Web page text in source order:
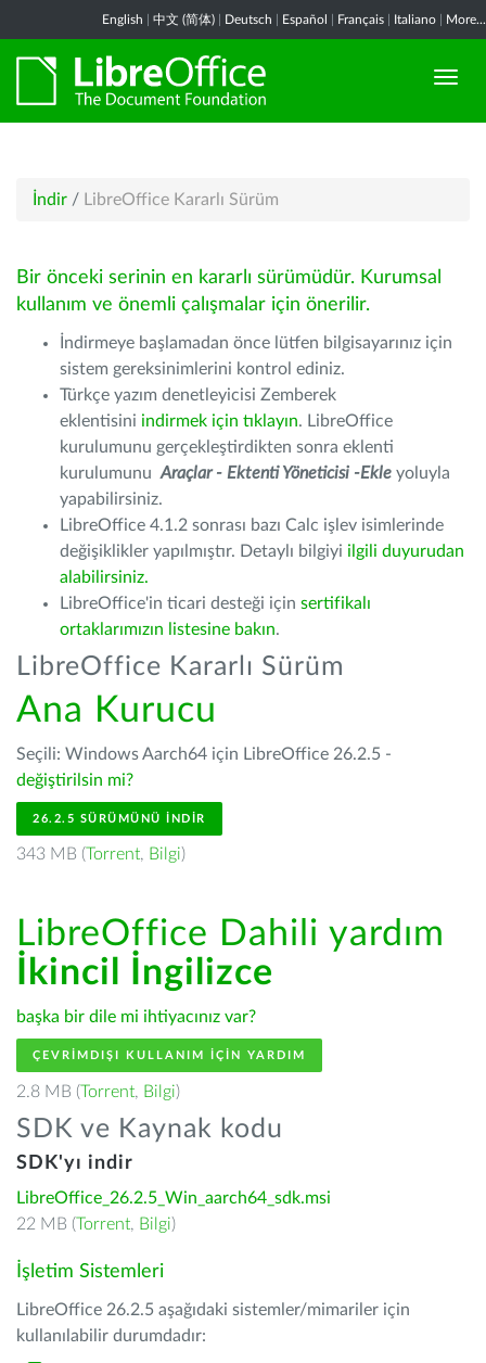
English 中文 (简体) Deutsch Español Français Italiano More...
İndir / LibreOffice Kararlı Sürüm
Bir önceki serinin en kararlı sürümüdür. Kurumsal
kullanım ve önemli çalışmalar için önerilir.
İndirmeye başlamadan önce lütfen bilgisayarınız için
sistem gereksinimlerini kontrol ediniz.
Türkçe yazım denetleyicisi Zemberek
eklentisini indirmek için tıklayın. LibreOffice
kurulumunu gerçekleştirdikten sonra eklenti
kurulumunu Araçlar - Ektenti Yöneticisi -Ekle yoluyla
yapabilirsiniz.
LibreOffice 4.1.2 sonrası bazı Calc işlev isimlerinde
değişiklikler yapılmıştır. Detaylı bilgiyi ilgili duyurudan
alabilirsiniz.
LibreOffice'in ticari desteği için sertifikalı
ortaklarımızın listesine bakın.
LibreOffice Kararlı Sürüm
Ana Kurucu
Seçili: Windows Aarch64 için LibreOffice 26.2.5 -
değiştirilsin mi?
26.2.5 SÜRÜMÜNÜ İNDIR
343 MB (Torrent, Bilgi)
LibreOffice Dahili yardım
İkincil İngilizce
başka bir dile mi ihtiyacınız var?
ÇEVRIMDIŞI KULLANIM IÇIN YARDIM
2.8 MB (Torrent, Bilgi)
SDK ve Kaynak kodu
SDK'yı indir
LibreOffice_26.2.5_Win_aarch64_sdk.msi
22 MB (Torrent, Bilgi)
İşletim Sistemleri
LibreOffice 26.2.5 aşağıdaki sistemler/mimariler için
kullanılabilir durumdadır: